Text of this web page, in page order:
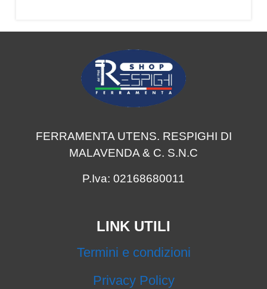
FERRAMENTA UTENS. RESPIGHI DI
MALAVENDA & C. S.N.C
P.Iva: 02168680011
LINK UTILI
Termini e condizioni
Privacy Policy